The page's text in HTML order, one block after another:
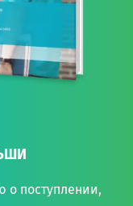
о поступлении,